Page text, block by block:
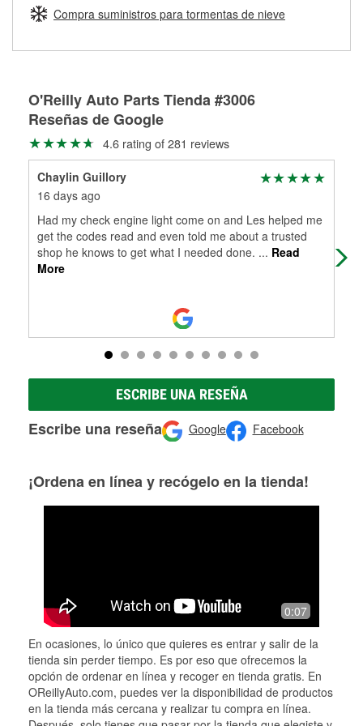
Más información sobre el Programa de Préstamo de
medirán tus tambores o discos para determinar si pueden
ser rectificados con seguridad. Si tus tambores o discos no
partes de reemplazo correctas para tu reparación.
Compra suministros para tormentas de nieve
O'Reilly Auto Parts Tienda #3006
Reseñas de Google
4.6 rating of 281 reviews
Chaylin Guillory
16 days ago
Had my check engine light come on and Les helped me
get the codes read and even told me about a trusted
shop he knows to get what I needed done. ... Read
More
ESCRIBE UNA RESEÑA
Escribe una reseña Google Facebook
¡Ordena en línea y recógelo en la tienda!
0:07
En ocasiones, lo único que quieres es entrar y salir de la
tienda sin perder tiempo. Es por eso que ofrecemos la
opción de ordenar en línea y recoger en tienda gratis. En
OReillyAuto.com, puedes ver la disponibilidad de productos
en la tienda más cercana y realizar tu compra en línea.